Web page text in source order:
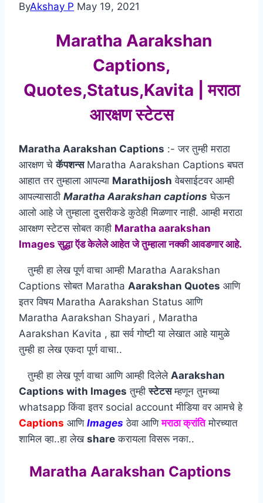
ByAkshay P May 19, 2021
Maratha Aarakshan
Captions,
Quotes,Status,Kavita | मराठा
आरक्षण स्टेटस
Maratha Aarakshan Captions :- जर तुम्ही मराठा
आरक्षण चेकॅपशन्सMaratha Aarakshan Captions बघत
आहात तर तुम्हाला आपल्या Marathijosh वेबसाईटवर आम्ही
आपल्यासाठी Maratha Aarakshan captions घेऊन
आलो आहे जे तुम्हाला दुसरीकडे कुठेही मिळणार नाही. आम्ही मराठा
आरक्षण स्टेटस सोबत काही Maratha aarakshan
Images सुद्धा ऍड केलेले आहेत जे तुम्हाला नक्की आवडणार आहे.
तुम्ही हा लेख पूर्ण वाचा आम्ही Maratha Aarakshan
Captions सोबत Maratha Aarakshan Quotes आणि
इतर विषय Maratha Aarakshan Status आणि
Maratha Aarakshan Shayari , Maratha
Aarakshan Kavita , ह्या सर्व गोष्टी या लेखात आहे यामुळे
तुम्ही हा लेख एकदा पूर्ण वाचा..
तुम्ही हा लेख पूर्ण वाचा आणि आम्ही दिलेले Aarakshan
Captions with Images तुम्हीस्टेटसम्हणून तुमच्या
whatsapp किंवा इतर social account मीडिया वर आमचे हे
Captions आणि Images ठेवा आणिमराठा क्रांतिमोरच्यात
शामिल व्हा..हा लेख share करायला विसरू नका..
Maratha Aarakshan Captions